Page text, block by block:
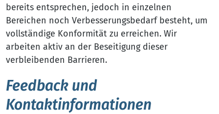
bereits entsprechen, jedoch in einzelnen
Bereichen noch Verbesserungsbedarf besteht, um
vollständige Konformität zu erreichen. Wir
arbeiten aktiv an der Beseitigung dieser
verbleibenden Barrieren.
Feedback und
Kontaktinformationen